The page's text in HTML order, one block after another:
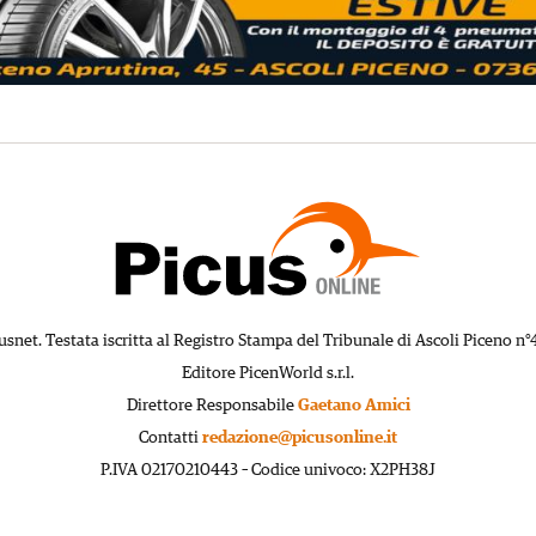
Testata iscritta al Registro Stampa del Tribunale di Ascoli Piceno
Editore PicenWorld s.r.l.
Direttore Responsabile Gaetano Amici
Contatti redazione@picusonline.it
P.IVA 02170210443 – Codice univoco: X2PH38J